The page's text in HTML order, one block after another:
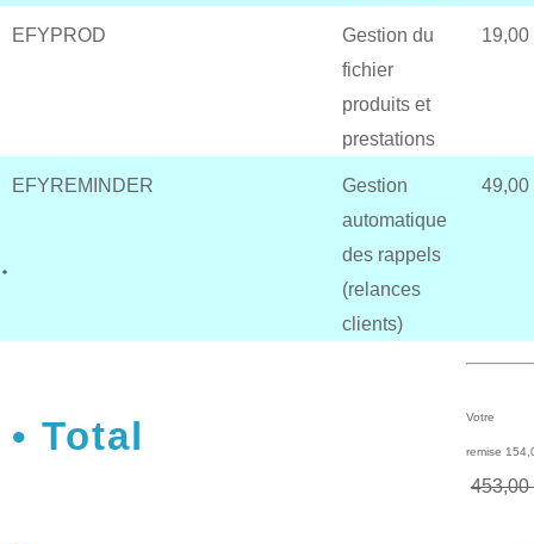
EFYPROD
Gestion du
fichier
produits et
prestations
EFYREMINDER
Gestion
automatique
des rappels
(relances
clients)
49,00
Total Votre
remise
453,00